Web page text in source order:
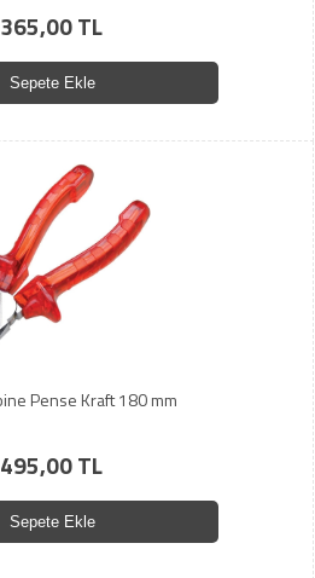
TL
Sepete Ekle
Pense Kraft 180 mm
TL
Sepete Ekle